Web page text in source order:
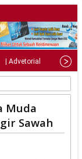
| Advetorial |
Muda
Sawah